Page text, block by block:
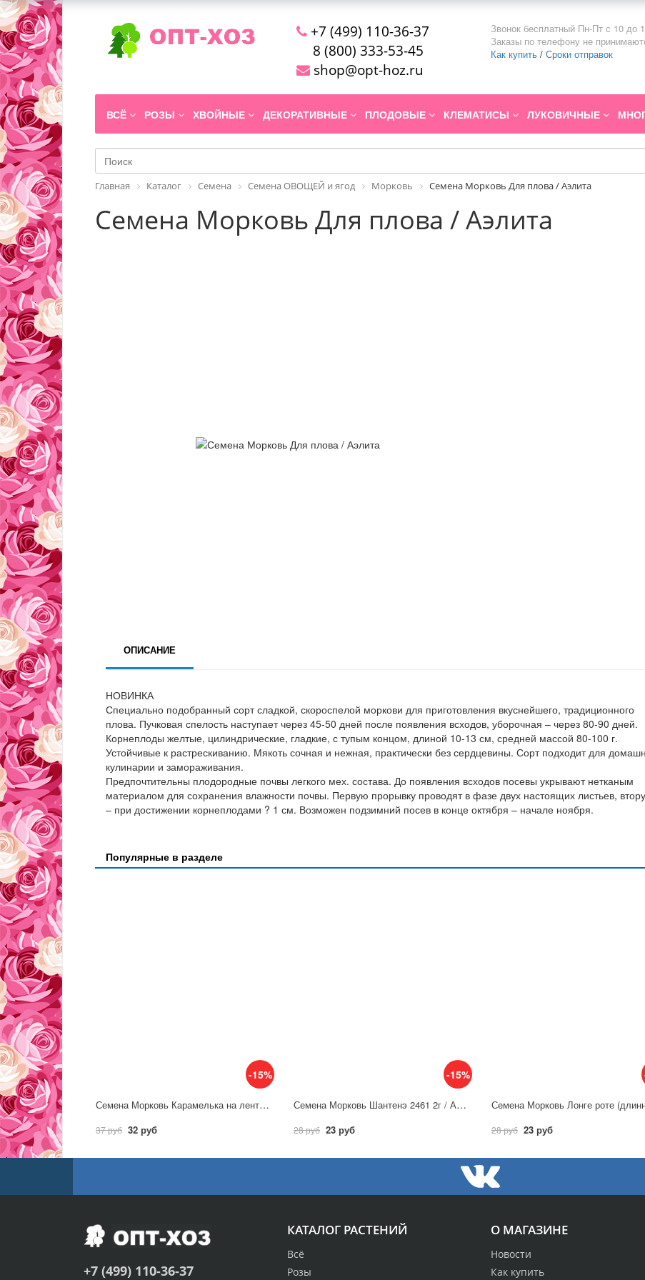
+7 (499) 110-36-37
8 (800) 333-53-45
shop@opt-hoz.ru
Звонок бесплатный Пн-Пт с 10 до
Заказы по телефону не
Как купить / Сроки отправок
ВСЁ РОЗЫ ХВОЙНЫЕ ДЕКОРАТИВНЫЕ ПЛОДОВЫЕ КЛЕМАТИСЫ ЛУКОВИЧНЫЕ
Главная Каталог Семена Семена ОВОЩЕЙ и ягод Морковь Семена Морковь Для плова / Аэлита
Семена Морковь Для плова / Аэлита
ОПИСАНИЕ
НОВИНКА
Специально подобранный сорт сладкой, скороспелой моркови для приготовления вкуснейшего, традиционного
плова. Пучковая спелость наступает через 45-50 дней после появления всходов, уборочная – через 80-90 дней.
Корнеплоды желтые, цилиндрические, гладкие, с тупым концом, длиной 10-13 см, средней массой 80-100 г.
Устойчивые к растрескиванию. Мякоть сочная и нежная, практически без сердцевины. Сорт подходит для
кулинарии и замораживания.
Предпочтительны плодородные почвы легкого мех. состава. До появления всходов посевы укрывают нетканым
материалом для сохранения влажности почвы. Первую прорывку проводят в фазе двух настоящих листьев,
– при достижении корнеплодами ? 1 см. Возможен подзимний посев в конце октября – начале ноября.
Популярные в разделе
-15%
Семена Морковь Карамелька на ленте 8м / Аэлита
37 руб 32 руб
-15%
Семена Морковь Шантенэ 2461 2г / Аэлита
28 руб 23 руб 28 руб 23 руб
О МАГАЗИНЕ
Новости
Как купить
КАТАЛОГ РАСТЕНИЙ
Всё
Розы
+7 (499) 110-36-37